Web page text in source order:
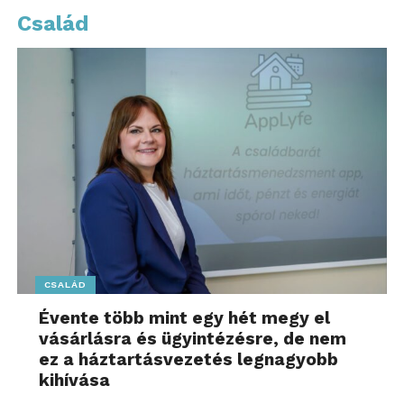
HUF között fektet be pre-seed és seed fázisban lévő,
mindenféle iparágban (az egészségügytől az ipari
automatizáción át a fenntarthatóságig)
tevékenykedő startupokba és scaleupokba, kiemelt
figyelmet fordítva, de nem kizárólagosan az AI, ML,
Deeptech és Robotikai technológiákat fejlesztő
vállalkozásokra.
Elkalauzoljuk a hírek világában! További friss híreket
Kalauz.hufőoldalán! Kövesse a TechKalauz
technológiai híreket és csatlakozzon hozzánk
Facebookon is!
Család
CSALÁD
Évente több mint egy hét megy el
vásárlásra és ügyintézésre, de nem
ez a háztartásvezetés legnagyobb
kihívása